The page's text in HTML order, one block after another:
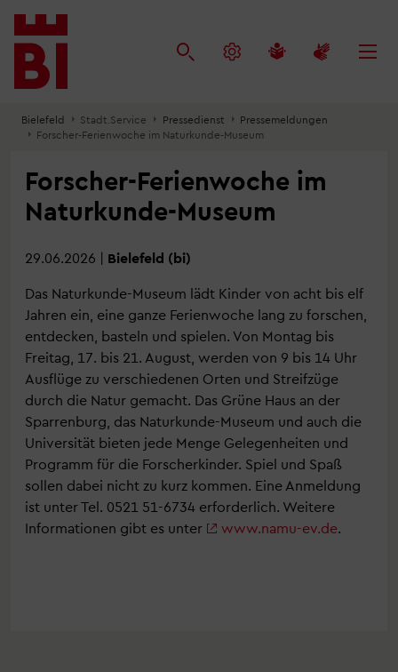
Inhalt
anspringen
Menü
anspringen
Suche
anspringen
Bielefeld Stadt.Service Pressedienst
Pressemeldungen
Forscher-Ferienwoche im Naturkunde-Museum
Forscher-Ferienwoche im
Naturkunde-Museum
29.06.2026 | Bielefeld (bi)
Das Naturkunde-Museum lädt Kinder von acht bis elf
Jahren ein, eine ganze Ferienwoche lang zu forschen,
entdecken, basteln und spielen. Von Montag bis
Freitag, 17. bis 21. August, werden von 9 bis 14 Uhr
Ausflüge zu verschiedenen Orten und Streifzüge
durch die Natur gemacht. Das Grüne Haus an der
Sparrenburg, das Naturkunde-Museum und auch die
Universität bieten jede Menge Gelegenheiten und
Programm für die Forscherkinder. Spiel und Spaß
sollen dabei nicht zu kurz kommen. Eine Anmeldung
ist unter Tel. 0521 51-6734 erforderlich. Weitere
Informationen gibt es unter
www.namu-ev.de.